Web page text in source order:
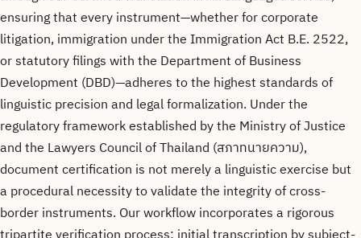
ensuring that every instrument—whether for corporate
litigation, immigration under the Immigration Act B.E. 2522,
or statutory filings with the Department of Business
Development (DBD)—adheres to the highest standards of
linguistic precision and legal formalization. Under the
regulatory framework established by the Ministry of Justice
and the Lawyers Council of Thailand (สภาทนายความ),
document certification is not merely a linguistic exercise but
a procedural necessity to validate the integrity of cross-
border instruments. Our workflow incorporates a rigorous